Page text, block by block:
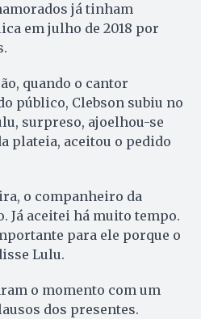
já tinham
em julho de 2018 por
quando o cantor
público, Clebson subiu no
surpreso, ajoelhou-se
plateia, aceitou o pedido
o companheiro da
Já aceitei há muito tempo.
para ele porque o
Lulu.
o momento com um
dos presentes.